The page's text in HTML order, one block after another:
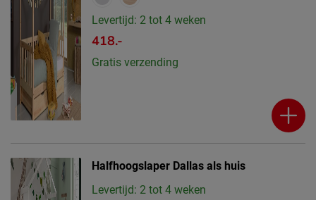
Levertijd: 2 tot 4 weken
418.-
Gratis verzending
Halfhoogslaper Dallas als huis
Levertijd: 2 tot 4 weken